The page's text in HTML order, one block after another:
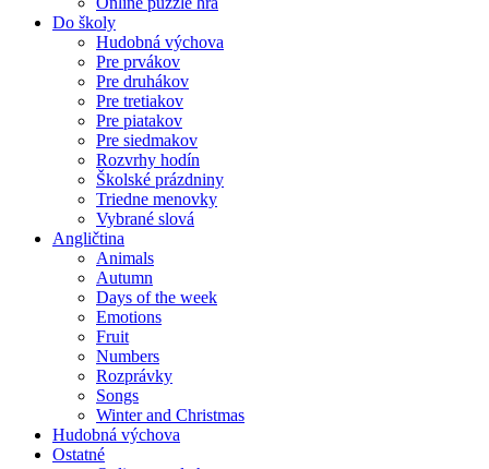
Do školy
Hudobná výchova
Pre prvákov
Pre druhákov
Pre tretiakov
Pre piatakov
Pre siedmakov
Rozvrhy hodín
Školské prázdniny
Triedne menovky
Vybrané slová
Angličtina
Animals
Autumn
Days of the week
Emotions
Fruit
Numbers
Rozprávky
Songs
Winter and Christmas
Hudobná výchova
Ostatné